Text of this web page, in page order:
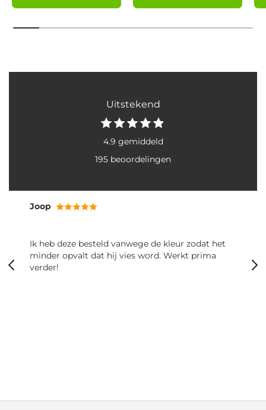
Uitstekend
4.9 gemiddeld
195 beoordelingen
vanwege de kleur zodat het
dat hij vies word. Werkt prima
Mooie en vooral stevige
zitten er graag en